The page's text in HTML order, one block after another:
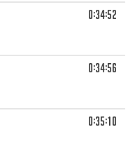
0:34:52
0:34:56
0:35:10